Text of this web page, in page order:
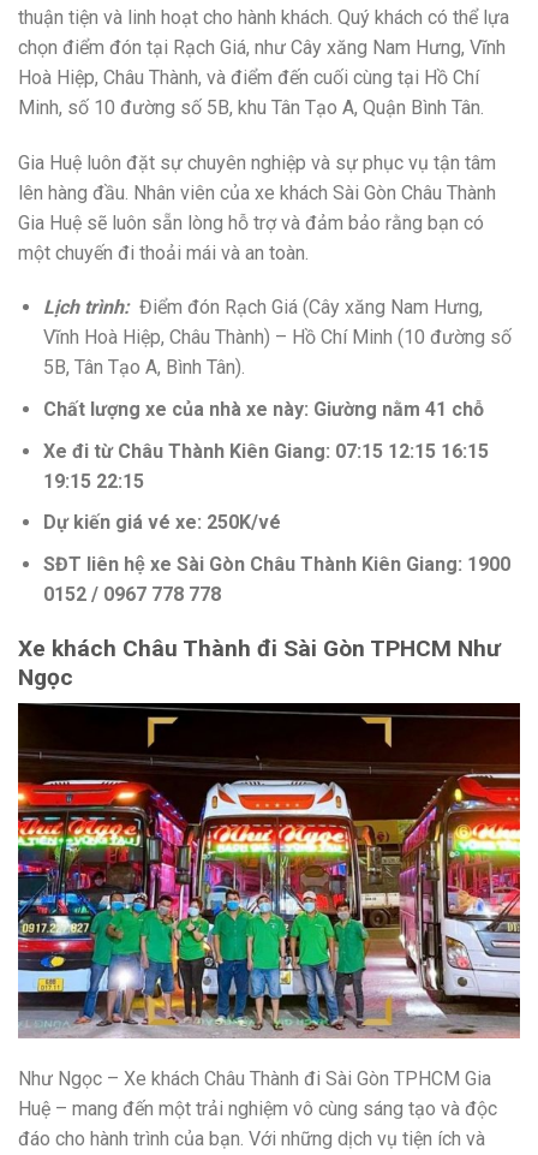
thuận tiện và linh hoạt cho hành khách. Quý khách có thể lựa
chọn điểm đón tại Rạch Giá, như Cây xăng Nam Hưng, Vĩnh
Hoà Hiệp, Châu Thành, và điểm đến cuối cùng tại Hồ Chí
Minh, số 10 đường số 5B, khu Tân Tạo A, Quận Bình Tân.
Gia Huệ luôn đặt sự chuyên nghiệp và sự phục vụ tận tâm
lên hàng đầu. Nhân viên của xe khách Sài Gòn Châu Thành
Gia Huệ sẽ luôn sẵn lòng hỗ trợ và đảm bảo rằng bạn có
một chuyến đi thoải mái và an toàn.
Lịch trình: Điểm đón Rạch Giá (Cây xăng Nam Hưng,
Vĩnh Hoà Hiệp, Châu Thành) – Hồ Chí Minh (10 đường số
5B, Tân Tạo A, Bình Tân).
Chất lượng xe của nhà xe này: Giường nằm 41 chỗ
Xe đi từ Châu Thành Kiên Giang: 07:15 12:15 16:15
19:15 22:15
Dự kiến giá vé xe: 250K/vé
SĐT liên hệ xe Sài Gòn Châu Thành Kiên Giang: 1900
0152 / 0967 778 778
Xe khách Châu Thành đi Sài Gòn TPHCM Như
Ngọc
Như Ngọc – Xe khách Châu Thành đi Sài Gòn TPHCM Gia
Huệ – mang đến một trải nghiệm vô cùng sáng tạo và độc
đáo cho hành trình của bạn. Với những dịch vụ tiện ích và